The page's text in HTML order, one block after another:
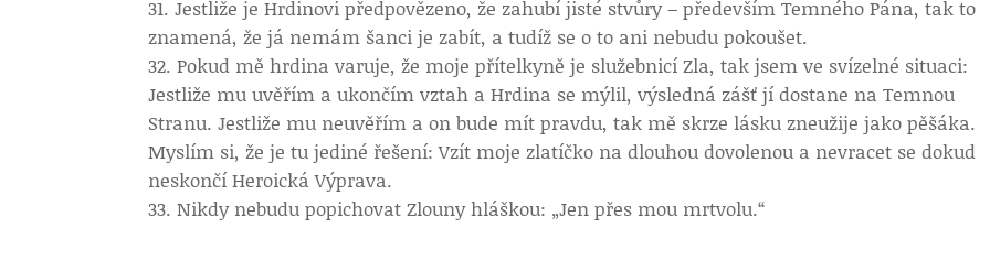
Jestliže je Hrdinovi předpovězeno, že zahubí jisté stvůry – především Temného Pána, tak to
znamená, že já nemám šanci je zabít, a tudíž se o to ani nebudu pokoušet.
Pokud mě hrdina varuje, že moje přítelkyně je služebnicí Zla, tak jsem ve svízelné situaci:
Jestliže mu uvěřím a ukončím vztah a Hrdina se mýlil, výsledná zášť jí dostane na Temnou
Stranu. Jestliže mu neuvěřím a on bude mít pravdu, tak mě skrze lásku zneužije jako pěšáka.
Myslím si, že je tu jediné řešení: Vzít moje zlatíčko na dlouhou dovolenou a nevracet se dokud
neskončí Heroická Výprava.
Nikdy nebudu popichovat Zlouny hláškou: „Jen přes mou mrtvolu.“